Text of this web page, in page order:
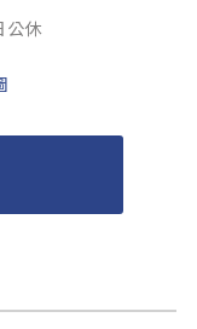
公休